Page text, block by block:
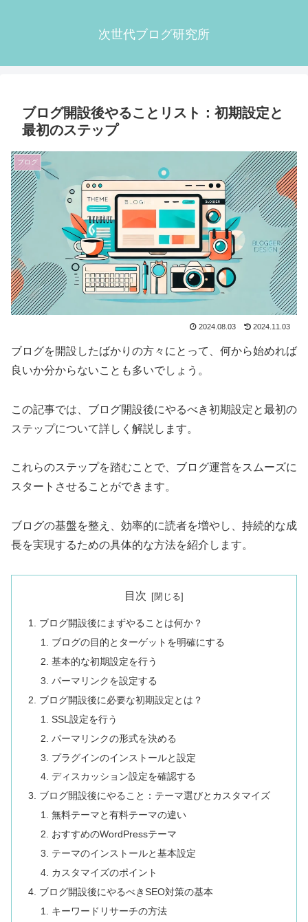
次世代ブログ研究所
ブログ開設後やることリスト：初期設定と
最初のステップ
ブログ
2024.08.03 2024.11.03
ブログを開設したばかりの方々にとって、何から始めれば
良いか分からないことも多いでしょう。
この記事では、ブログ開設後にやるべき初期設定と最初の
ステップについて詳しく解説します。
これらのステップを踏むことで、ブログ運営をスムーズに
スタートさせることができます。
ブログの基盤を整え、効率的に読者を増やし、持続的な成
長を実現するための具体的な方法を紹介します。
目次
ブログ開設後にまずやることは何か？
ブログの目的とターゲットを明確にする
基本的な初期設定を行う
パーマリンクを設定する
ブログ開設後に必要な初期設定とは？
SSL設定を行う
パーマリンクの形式を決める
プラグインのインストールと設定
ディスカッション設定を確認する
ブログ開設後にやること：テーマ選びとカスタマイズ
無料テーマと有料テーマの違い
おすすめのWordPressテーマ
テーマのインストールと基本設定
カスタマイズのポイント
ブログ開設後にやるべきSEO対策の基本
キーワードリサーチの方法